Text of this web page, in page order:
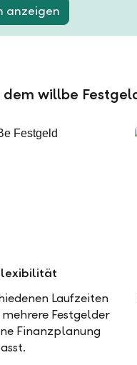
anzeigen
willbe
Laufzeiten
Festgelder
Finanzplanung